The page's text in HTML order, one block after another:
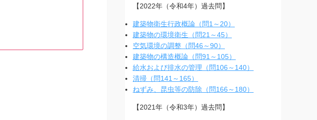
【2022年（令和4年）過去問】
建築物衛生行政概論（問1～20）
建築物の環境衛生（問21～45）
空気環境の調整（問46～90）
建築物の構造概論（問91～105）
給水および排水の管理（問106～140）
清掃（問141～165）
ねずみ、昆虫等の防除（問166～180）
【2021年（令和3年）過去問】